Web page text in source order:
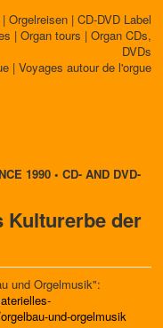
Orgelreisen | CD-DVD Label
| Organ tours | Organ CDs,
DVDs
| Voyages autour de l'orgue
1990 • CD- AND DVD-
Kulturerbe der
und Orgelmusik":
und-orgelmusik